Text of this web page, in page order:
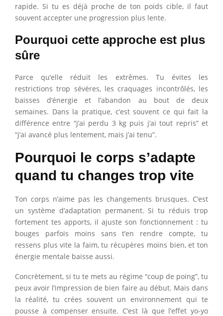
rapide. Si tu es déjà proche de ton poids cible, il faut
souvent accepter une progression plus lente.
Pourquoi cette approche est plus
sûre
Parce qu’elle réduit les extrêmes. Tu évites les
restrictions trop sévères, les craquages incontrôlés, les
baisses d’énergie et l’abandon au bout de deux
semaines. Dans la pratique, c’est souvent ce qui fait la
différence entre “j’ai perdu 3 kg puis j’ai tout repris” et
“j’ai avancé plus lentement, mais j’ai tenu”.
Pourquoi le corps s’adapte
quand tu changes trop vite
Ton corps n’aime pas les changements brusques. C’est
un système d’adaptation permanent. Si tu réduis trop
fortement tes apports, il ajuste son fonctionnement : tu
bouges parfois moins sans t’en rendre compte, tu
ressens plus vite la faim, tu récupères moins bien, et ton
énergie mentale baisse aussi.
Concrètement, si tu te mets au régime “coup de poing”, tu
peux avoir l’impression de bien faire au début. Mais dans
la réalité, tu crées souvent un environnement qui te
pousse à compenser ensuite. C’est là que l’effet yo-yo